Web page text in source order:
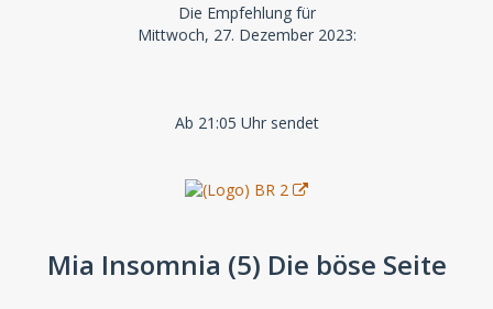
Die Empfehlung für
Mittwoch, 27. Dezember 2023:
Ab 21:05 Uhr sendet
Mia Insomnia (5) Die böse Seite